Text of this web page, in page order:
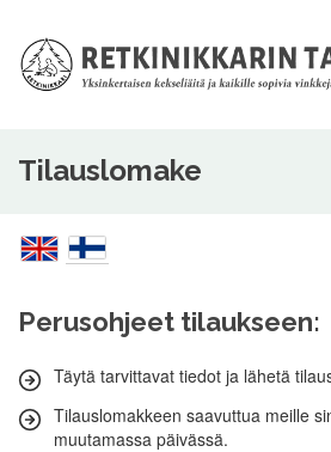
Tilauslomake
Perusohjeet tilaukseen:
Täytä tarvittavat tiedot ja lähetä
Tilauslomakkeen saavuttua meille
muutamassa päivässä.